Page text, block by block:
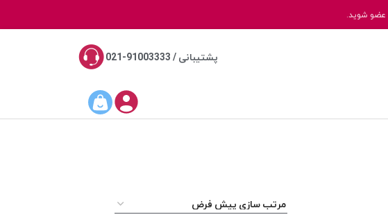
عضو شوید.
پشتیبانی / 91003333-021